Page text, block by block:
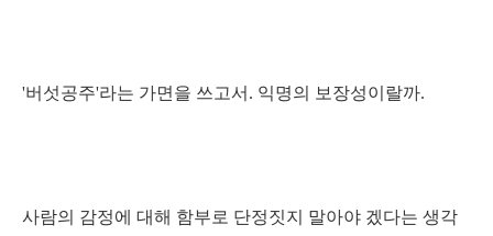
'버섯공주'라는 가면을 쓰고서. 익명의 보장성이랄까.
사람의 감정에 대해 함부로 단정짓지 말아야 겠다는 생각